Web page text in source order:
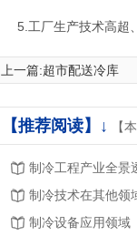
5.工厂生产技术高超
上一篇:超市配送冷库
【推荐阅读】↓ 【
制冷工程产业全景
制冷技术在其他领
制冷设备应用领域